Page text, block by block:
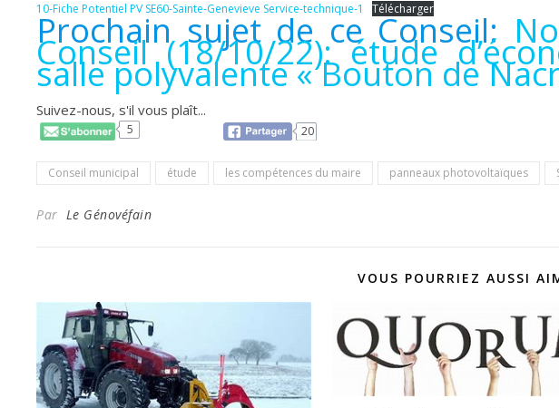
10-Fiche Potentiel PV SE60-Sainte-Genevieve Service-technique-1 Télécharger
Prochain sujet de ce Conseil:
Conseil (18/10/22): étude
salle polyvalente « Bouton de
Suivez-nous, s'il vous plaît...
5 20
Conseil municipal étude les compétences du maire panneaux photovoltaïques
Par Le Génovéfain
VOUS POURRIEZ AUSSI